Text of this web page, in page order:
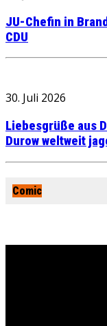
JU-Chefin in
CDU
30. Juli 2026
Liebesgrüße aus
Durow weltweit
Comic